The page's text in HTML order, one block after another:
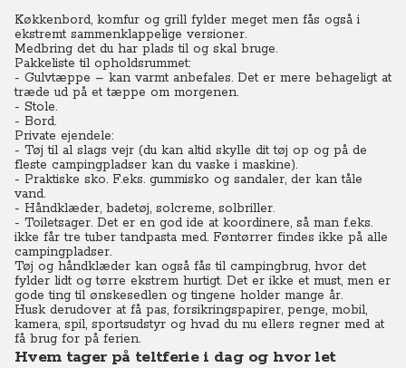
Køkkenbord, komfur og grill fylder meget men fås også i
ekstremt sammenklappelige versioner.
Medbring det du har plads til og skal bruge.
Pakkeliste til opholdsrummet:
- Gulvtæppe – kan varmt anbefales. Det er mere behageligt at
træde ud på et tæppe om morgenen.
- Stole.
- Bord.
Private ejendele:
- Tøj til al slags vejr (du kan altid skylle dit tøj op og på de
fleste campingpladser kan du vaske i maskine).
- Praktiske sko. F.eks. gummisko og sandaler, der kan tåle
vand.
- Håndklæder, badetøj, solcreme, solbriller.
- Toiletsager. Det er en god ide at koordinere, så man f.eks.
ikke får tre tuber tandpasta med. Føntørrer findes ikke på alle
campingpladser.
Tøj og håndklæder kan også fås til campingbrug, hvor det
fylder lidt og tørre ekstrem hurtigt. Det er ikke et must, men er
gode ting til ønskesedlen og tingene holder mange år.
Husk derudover at få pas, forsikringspapirer, penge, mobil,
kamera, spil, sportsudstyr og hvad du nu ellers regner med at
få brug for på ferien.
Hvem tager på teltferie i dag og hvor let